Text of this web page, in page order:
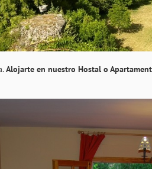
Alojarte en nuestro Hostal o